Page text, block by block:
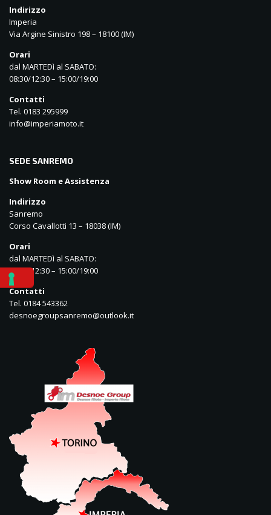
Indirizzo
Imperia
Via Argine Sinistro 198 – 18100 (IM)
Orari
dal MARTEDì al SABATO:
08:30/12:30 – 15:00/19:00
Contatti
Tel. 0183 295999
info@imperiamoto.it
SEDE SANREMO
Show Room e Assistenza
Indirizzo
Sanremo
Corso Cavallotti 13 – 18038 (IM)
Orari
dal MARTEDì al SABATO:
08:30/12:30 – 15:00/19:00
Contatti
Tel. 0184 543362
desnoegroupsanremo@outlook.it